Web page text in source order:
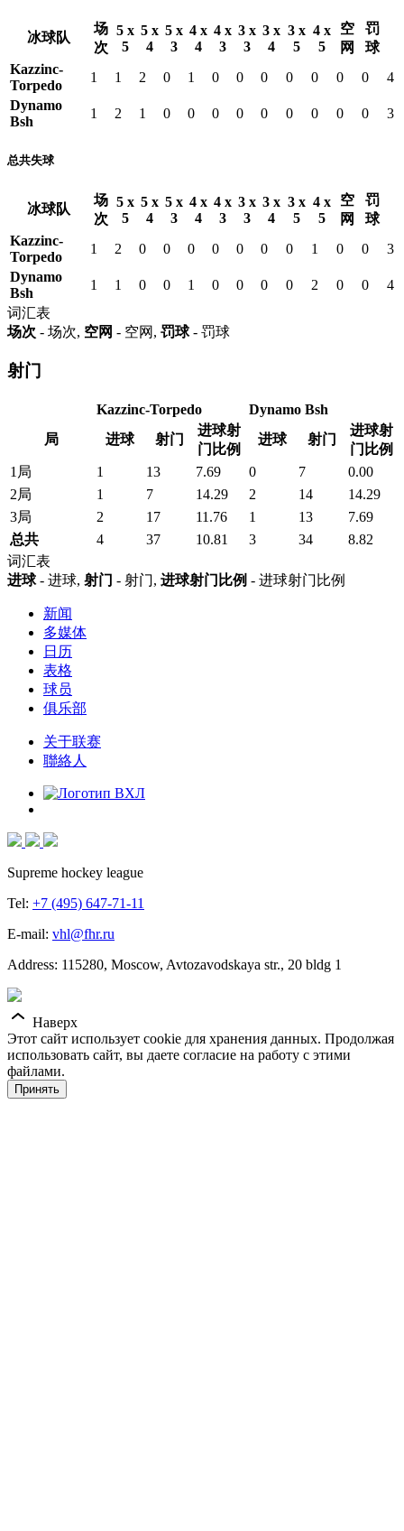
冰球队
场
次
5 x
5
5 x
4
5 x
3
4 x
4
4 x
3
3 x
3
3 x
4
3 x
5
4 x
5
空
网
罚
球
Kazzinc-
Torpedo
1 1 2 0 1 0 0 0 0 0 0 0
4
Dynamo
Bsh
1 2 1 0 0 0 0 0 0 0 0 0 3
总共失球
冰球队
场
次
5 x
5
5 x
4
5 x
3
4 x
4
4 x
3
3 x
3
3 x
4
3 x
5
4 x
5
空
网
罚
球
Kazzinc-
Torpedo
1 2 0 0 0 0 0 0 0 1 0 0
3
Dynamo
Bsh
1 1 0 0 1 0 0 0 0 2 0 0
4
词汇表
场次 - 场次, 空网 - 空网, 罚球- 罚球
射门
Kazzinc-Torpedo
Dynamo Bsh
局
进球 射门
进球射
门比例
进球 射门
进球射
门比例
1局
1 13 7.69 0 7
0.00
2局
1 7 14.29 2 14
14.29
3局
2 17 11.76 1 13
7.69
总共
4 37 10.81 3 34
8.82
词汇表
进球- 进球, 射门 - 射门, 进球射门比例 - 进球射门比例
新闻
多媒体
日历
表格
球员
俱乐部
关于联赛
聯絡人
Supreme hockey league
Tel: +7 (495) 647-71-11
E-mail: vhl@fhr.ru
Address: 115280, Moscow, Avtozavodskaya str., 20 bldg 1
Наверх
Этот сайт использует cookie для хранения данных. Продолжая
использовать сайт, вы даете согласие на работу с этими
файлами.
Принять